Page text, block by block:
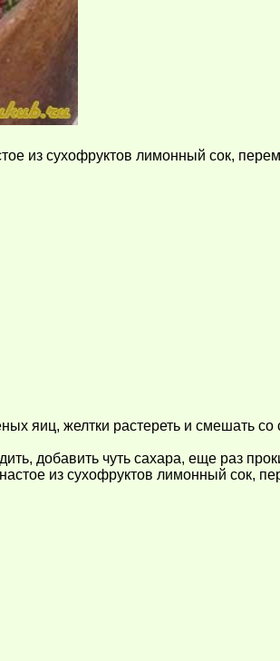
из сухофруктов лимонный сок,
яиц, желтки растереть и смешать со
добавить чуть сахара, еще раз
из сухофруктов лимонный сок,